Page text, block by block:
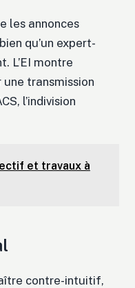
les annonces
qu’un expert-
L’EI montre
transmission
l’indivision
et travaux à
contre-intuitif,